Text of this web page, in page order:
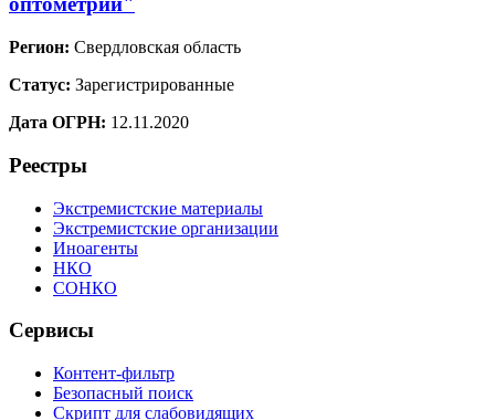
Регион: Свердловская область
Статус: Зарегистрированные
Дата ОГРН: 12.11.2020
Реестры
Экстремистские материалы
Экстремистские организации
Иноагенты
НКО
СОНКО
Сервисы
Контент-фильтр
Безопасный поиск
Скрипт для слабовидящих